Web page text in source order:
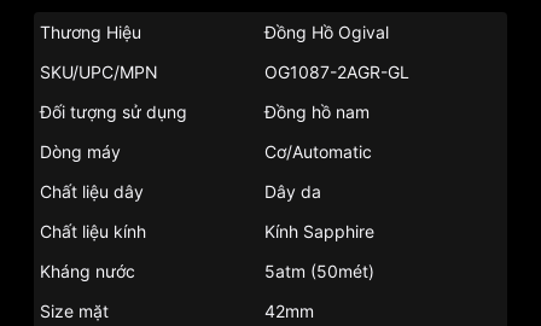
Thương Hiệu
Đồng Hồ Ogival
SKU/UPC/MPN
OG1087-2AGR-GL
Đối tượng sử dụng
Đồng hồ nam
Dòng máy
Cơ/Automatic
Chất liệu dây
Dây da
Chất liệu kính
Kính Sapphire
Kháng nước
5atm (50mét)
Size mặt
42mm